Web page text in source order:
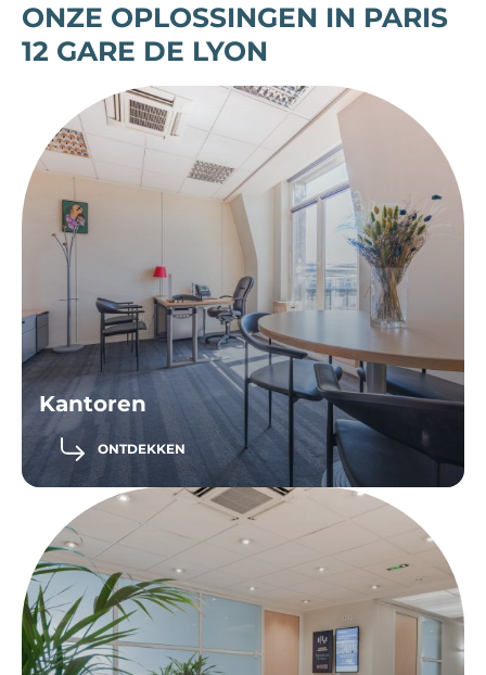
ONZE OPLOSSINGEN IN PARIS
12 GARE DE LYON
Kantoren
ONTDEKKEN